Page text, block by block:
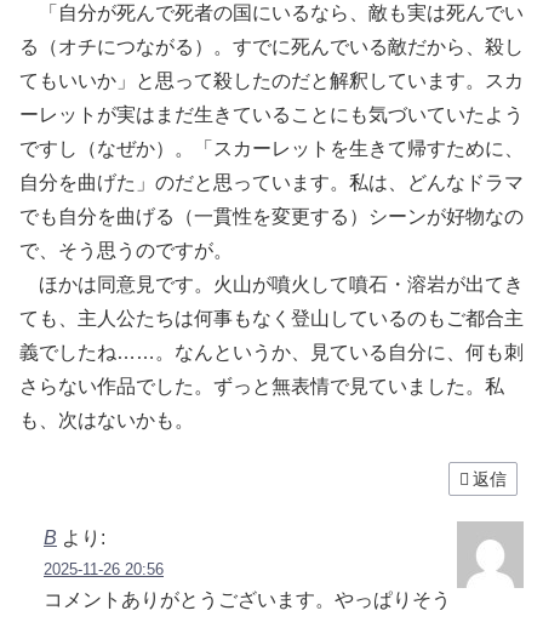
「自分が死んで死者の国にいるなら、敵も実は死んでい
る（オチにつながる）。すでに死んでいる敵だから、殺し
てもいいか」と思って殺したのだと解釈しています。スカ
ーレットが実はまだ生きていることにも気づいていたよう
ですし（なぜか）。「スカーレットを生きて帰すために、
自分を曲げた」のだと思っています。私は、どんなドラマ
でも自分を曲げる（一貫性を変更する）シーンが好物なの
で、そう思うのですが。
ほかは同意見です。火山が噴火して噴石・溶岩が出てき
ても、主人公たちは何事もなく登山しているのもご都合主
義でしたね……。なんというか、見ている自分に、何も刺
さらない作品でした。ずっと無表情で見ていました。私
も、次はないかも。
返信
B より:
2025-11-26 20:56
コメントありがとうございます。やっぱりそう